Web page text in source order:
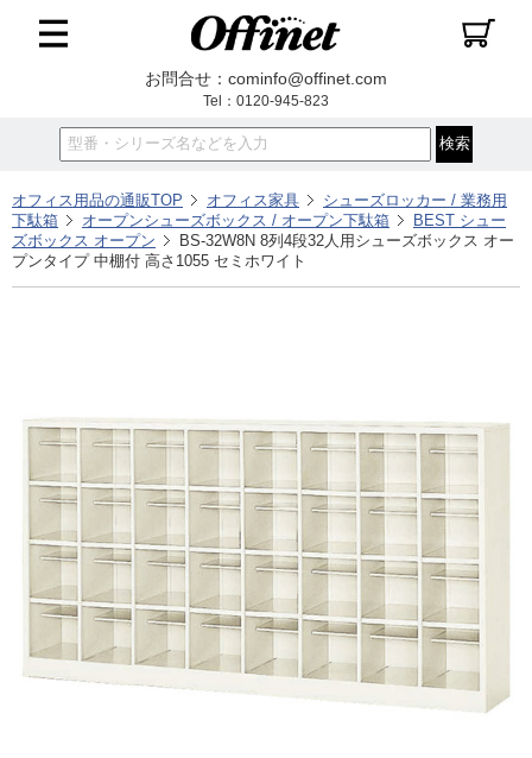
お問合せ：cominfo@offinet.com
Tel：0120-945-823
オフィス用品の通販TOP オフィス家具
シューズロッカー / 業務用
下駄箱
オープンシューズボックス / オープン下駄箱
BEST シュー
ズボックス オープン
BS-32W8N 8列4段32人用シューズボックス オー
プンタイプ 中棚付 高さ1055 セミホワイト